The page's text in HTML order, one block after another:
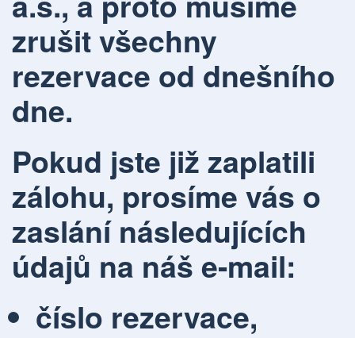
zrušit všechny
rezervace od dnešního
dne.
Pokud jste již zaplatili
zálohu, prosíme vás o
zaslání následujících
údajů na náš e-mail:
číslo rezervace,